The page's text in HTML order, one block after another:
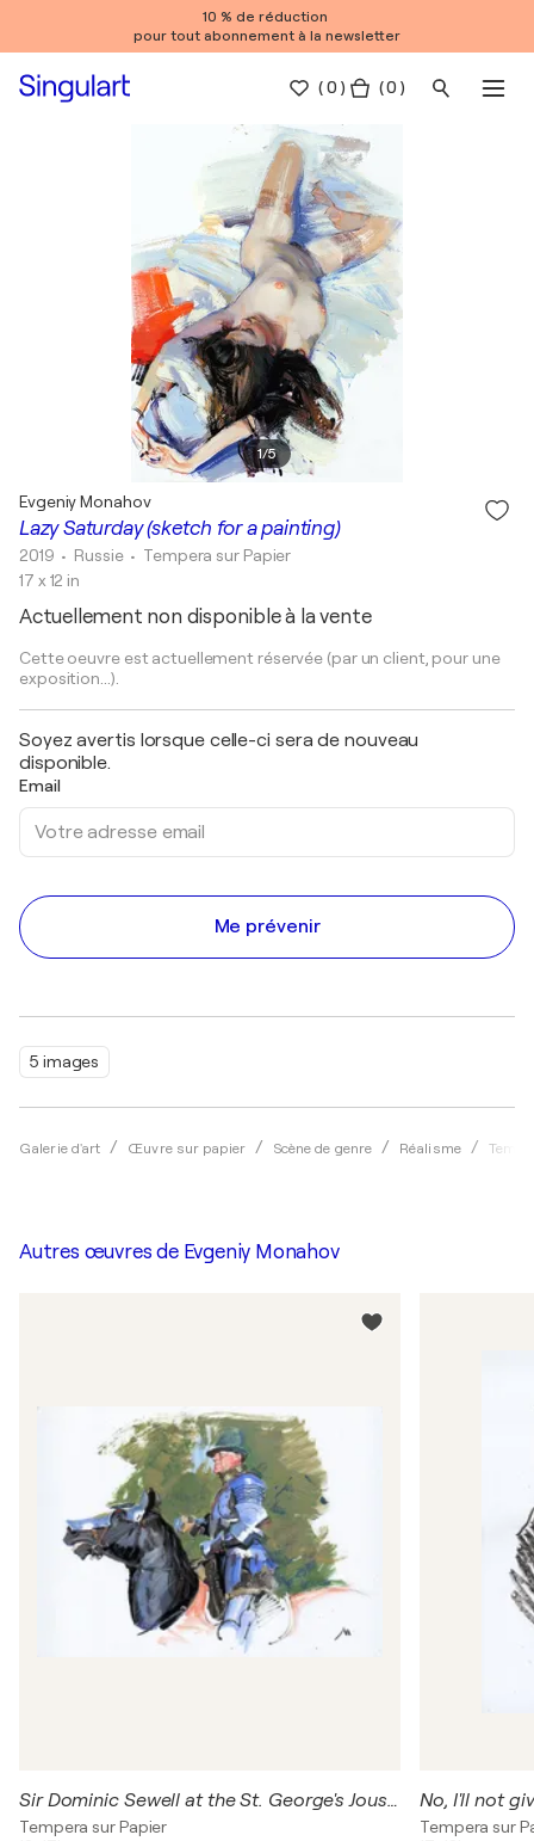
10 % de réduction
pour tout abonnement à la newsletter
(0 ) ( 0 )
1/5
5 images
Galerie d'art Œuvre sur papier Scène de genre Réalisme
Lazy Saturday (sketch for a painting)
Evgeniy Monahov
2019 • Russie • Tempera sur Papier
17 x 12 in
Actuellement non disponible à la vente
Cette oeuvre est actuellement réservée (par un client, pour une
exposition...).
Soyez avertis lorsque celle-ci sera de nouveau
disponible.
Email
Me prévenir
Autres œuvres de Evgeniy Monahov
Sir Dominic Sewell at the St. George's Jousting Tournament in Moscow in 2019
Tempera sur Papier
No, I'll not
Tempera sur